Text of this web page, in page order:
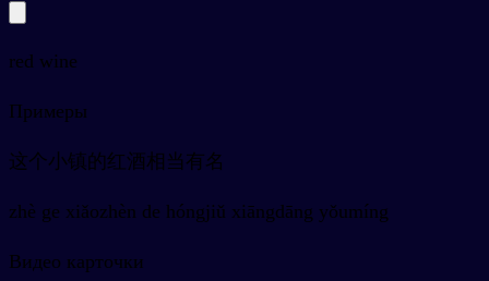
red wine
Примеры
这个小镇的红酒相当有名
zhè ge xiǎozhèn de hóngjiǔ xiāngdāng yǒumíng
Видео карточки